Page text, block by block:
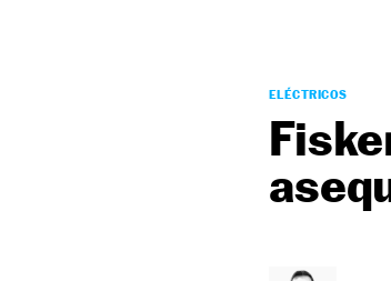
ELÉCTRICOS